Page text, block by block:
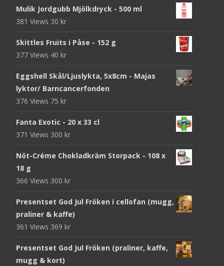
Mulik Jordgubb Mjölkdryck - 500 ml
381 Views 30 kr
Skittles Fruits i Påse - 152 g
377 Views 40 kr
Eggshell Skål/Ljuslykta, 5x8cm - Majas
lyktor/ Barncancerfonden
376 Views 75 kr
Fanta Exotic - 20 x 33 cl
371 Views 300 kr
Nöt-Créme Chokladkräm Storpack - 108 x
18 g
366 Views 300 kr
Presentset God Jul Fröken i cellofan (mugg,
praliner & kaffe)
361 Views 369 kr
Presentset God Jul Fröken (praliner, kaffe,
mugg & kort)